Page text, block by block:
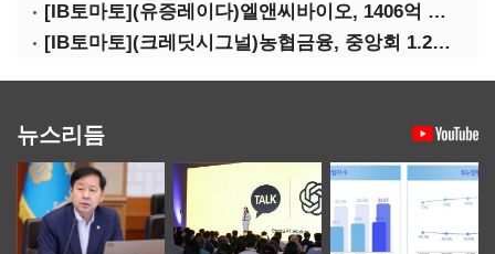
[IB토마토](유증레이다)엘앤씨바이오, 1406억 유증…최대주주는 절반만 청약
[IB토마토](크레딧시그널)농협금융, 중앙회 1.2조 지원받아 생산적금융 확대
뉴스리듬